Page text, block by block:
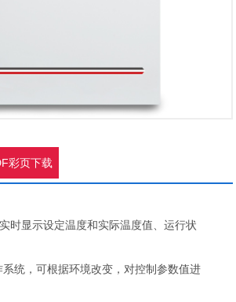
彩页下载
时显示设定温度和实际温度值、运行状
统，可根据环境改变，对控制参数值进